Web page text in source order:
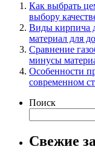
Как выбрать
выбору
Виды кирпича
материал для
Сравнение
минусы
Особенности
современном
Поиск
Свежие